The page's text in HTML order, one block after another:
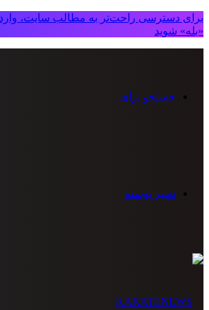
برای دسترسی راحت‌تر به مطالب سایت، وارد
«بله» شوید
جستجو برای
تغییر پوسته